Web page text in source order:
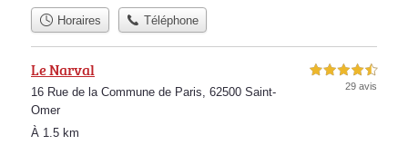
Horaires Téléphone
Le Narval
16 Rue de la Commune de Paris, 62500 Saint-
Omer
À 1.5 km
4,5 étoiles sur 5
29 avis